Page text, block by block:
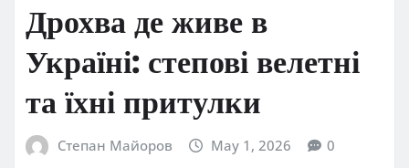
Дрохва де живе в
Україні: степові велетні
та їхні притулки
Степан Майоров May 1, 2026 0